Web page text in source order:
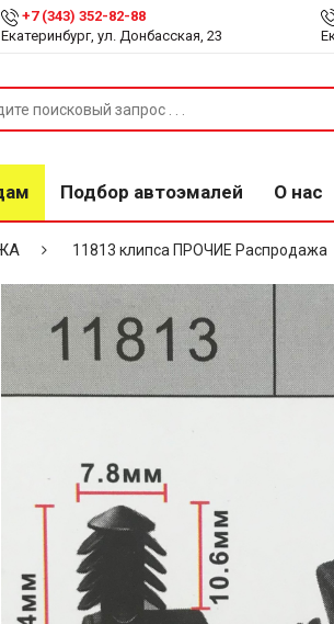
+7 (343) 352-82-88
Екатеринбург, ул. Донбасская, 23
Подбор автоэмалей О нас
11813 клипса ПРОЧИЕ Распродажа